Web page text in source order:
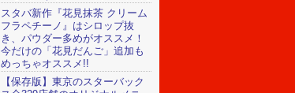
スタバ新作『花見抹茶 クリーム
フラペチーノ』はシロップ抜
き、パウダー多めがオススメ！
今だけの「花見だんご」追加も
めっちゃオススメ!!
【保存版】東京のスターバック